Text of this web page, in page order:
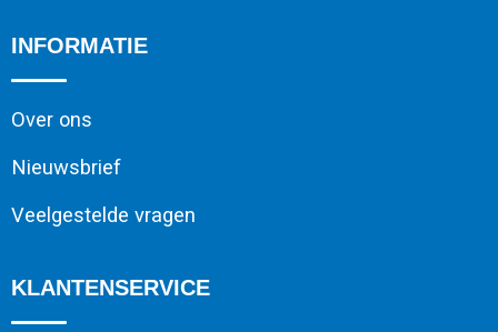
INFORMATIE
Over ons
Nieuwsbrief
Veelgestelde vragen
KLANTENSERVICE